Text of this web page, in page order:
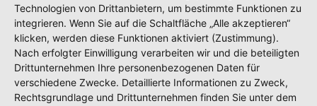
Technologien von Drittanbietern, um bestimmte Funktionen zu
integrieren. Wenn Sie auf die Schaltfläche „Alle akzeptieren“
klicken, werden diese Funktionen aktiviert (Zustimmung).
Nach erfolgter Einwilligung verarbeiten wir und die beteiligten
Drittunternehmen Ihre personenbezogenen Daten für
verschiedene Zwecke. Detaillierte Informationen zu Zweck,
Rechtsgrundlage und Drittunternehmen finden Sie unter dem